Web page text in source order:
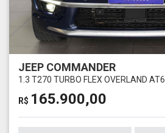
JEEP COMMANDER
1.3 T270 TURBO FLEX OVERLAND AT6
R$ 165.900,00